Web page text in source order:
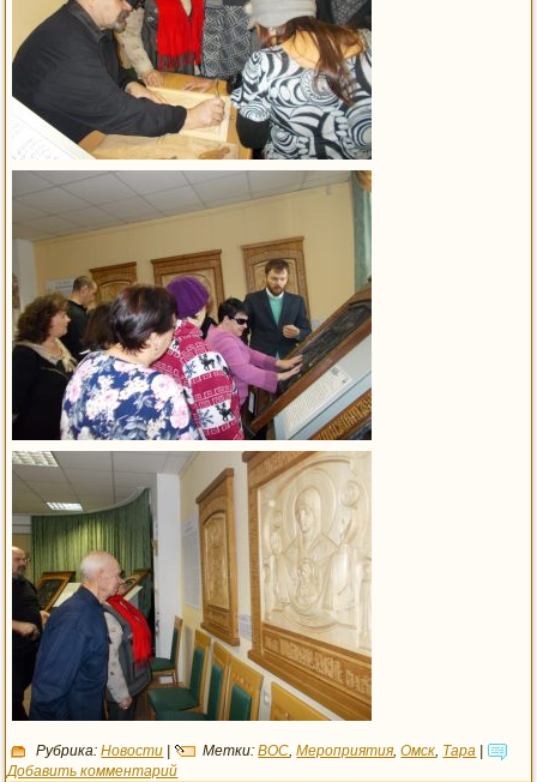
Рубрика: Новости Метки: ВОС,Мероприятия,Омск, Тара
Добавить комментарий